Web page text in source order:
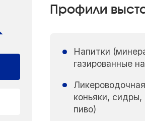
Профили
Напитки
газированные
коньяки,
пиво)